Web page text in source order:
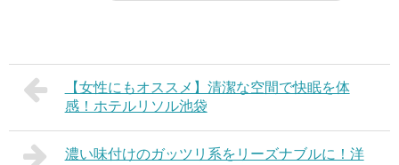
【女性にもオススメ】清潔な空間で快眠を体
感！ホテルリソル池袋
濃い味付けのガッツリ系をリーズナブルに！洋